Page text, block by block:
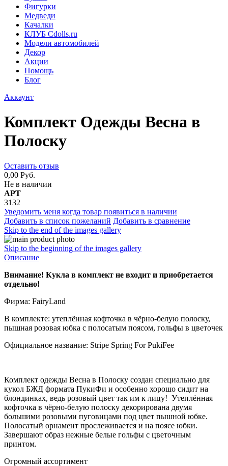
Фигурки
Медведи
Качалки
КЛУБ Cdolls.ru
Модели автомобилей
Декор
Акции
Помощь
Блог
Аккаунт
Комплект Одежды Весна в
Полоску
Оставить отзыв
0,00 Руб.
Не в наличии
АРТ
3132
Уведомить меня когда товар появиться в наличии
Добавить в список пожеланий Добавить в сравнение
Skip to the end of the images gallery
Skip to the beginning of the images gallery
Описание
Внимание! Кукла в комплект не входит и приобретается
отдельно!
Фирма: FairyLand
В комплекте: утеплённая кофточка в чёрно-белую полоску,
пышная розовая юбка с полосатым поясом, гольфы в цветочек
Официальное название: Stripe Spring For PukiFee
Комплект одежды Весна в Полоску создан специально для
кукол БЖД формата ПукиФи и особенно хорошо сидит на
блондинках, ведь розовый цвет так им к лицу! Утеплённая
кофточка в чёрно-белую полоску декорирована двумя
большими розовыми пуговицами под цвет пышной юбке.
Полосатый орнамент прослеживается и на поясе юбки.
Завершают образ нежные белые гольфы с цветочным
принтом.
Огромный ассортимент